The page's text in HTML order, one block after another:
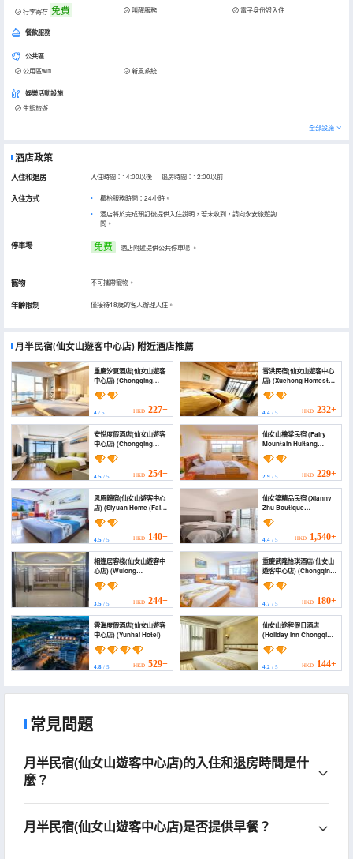
行李寄存 免費 叫醒服務 電子身份證入住
餐飲服務
公共區
公用區wifi 新風系統
娛樂活動設施
生態旅遊
全部設施
酒店政策
入住和退房 入住時間：14:00以後 退房時間：12:00以前
入住方式
櫃枱服務時間：24小時。
酒店將於完成預訂後提供入住說明，若未收到，請向永安旅遊詢
問。
停車場 免费 酒店附近提供公共停車場 。
寵物 不可攜帶寵物。
年齡限制 僅接待18歲的客人辦理入住。
月半民宿(仙女山遊客中心店) 附近酒店推薦
重慶汐夏酒店(仙女山遊客
中心店) (Chongqing
Xixia Hotel (Fairy
Mountain Tourist
Center Store))
4 / 5 HKD 227+
雪洪民宿(仙女山遊客中心
店) (Xuehong Homestay
(Fairy Mountain Visitor
Center))
4.4/ 5 HKD 232+
安悅度假酒店(仙女山遊客
中心店) (Chongqing
Anyue Resort)
4.5 / 5 HKD 254+
仙女山檜棠民宿 (Fairy
Mountain Huitang
Homestay)
2.9/ 5 HKD 229+
思原歸宿(仙女山遊客中心
店) (Siyuan Home (Fairy
Mountain Visitor
Center))
4.5 / 5 HKD 140+
仙女築精品民宿 (Xiannv
Zhu Boutique
Homestay)
4.4/ 5 HKD 1,540+
相逢居客棧(仙女山遊客中
心店) (Wulong
Xiangfengju Inn)
3.5 / 5 HKD 244+
重慶武隆怡琪酒店(仙女山
遊客中心店) (Chongqing
Wulong Yiqi Hotel
(Xiannvshan Tourist
4.7/ 5 HKD 180+
雲海度假酒店(仙女山遊客
中心店) (Yunhai Hotel)
4.8 / 5 HKD 529+
仙女山途程假日酒店
(Holiday Inn Chongqing
Wulong Fairy Mountain
Town)
4.2/ 5 HKD 144+
常見問題
月半民宿(仙女山遊客中心店)的入住和退房時間是什
麼？
月半民宿(仙女山遊客中心店)是否提供早餐？